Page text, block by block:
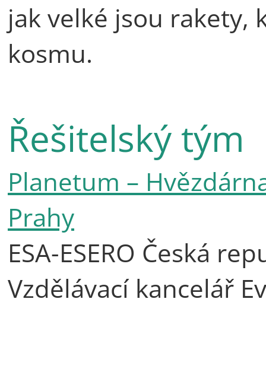
jak velké jsou rakety,
kosmu.
Řešitelský tým
Planetum –
Prahy
ESA-ESERO Česká
Vzdělávací kancelář